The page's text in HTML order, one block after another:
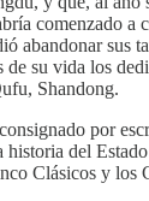
comenzado
sus
su vida los
Shandong.
por
del
Clásicos y los